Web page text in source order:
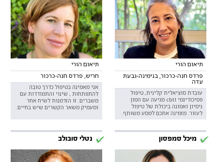
תיאום הורי
פרדס חנה-כרכור, בנימינה-גבעת
עדה
עובדת סוציאלית קלינית, טיפול
פסיכודינמי וcbt מגיעה עם המון
ניסיון ואמונה ביכולת של טיפול
לעזור. מזמינה אתכם למסע משותף.
תיאום הורי
חריש, פרדס חנה-כרכור
אני מאמינה בטיפול כדרך טובה
להתפתחות , שינוי והתמודדות עם
משברים. זו הזדמנות לשיח אחר
ומעמיק משאר הקשרים שיש בחיים.
מיכל סמפסון נטלי סובולב